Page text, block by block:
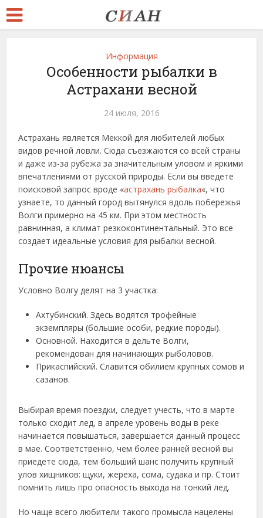
Информация
Особенности рыбалки в
Астрахани весной
24 июля, 2016
Астрахань является Меккой для любителей любых
видов речной ловли. Сюда съезжаются со всей страны
и даже из-за рубежа за значительным уловом и яркими
впечатлениями от русской природы. Если вы введете
поисковой запрос вроде «астрахань рыбалка«, что
узнаете, то данный город вытянулся вдоль побережья
Волги примерно на 45 км. При этом местность
равнинная, а климат резкоконтинентальный. Это все
создает идеальные условия для рыбалки весной.
Прочие нюансы
Условно Волгу делят на 3 участка:
Ахтубинский. Здесь водятся трофейные
экземпляры (большие особи, редкие породы).
Основной. Находится в дельте Волги,
рекомендован для начинающих рыболовов.
Прикаспийский. Славится обилием крупных сомов и
сазанов.
Выбирая время поездки, следует учесть, что в марте
только сходит лед, в апреле уровень воды в реке
начинается повышаться, завершается данный процесс
в мае. Соответственно, чем более ранней весной вы
приедете сюда, тем больший шанс получить крупный
улов хищников: щуки, жереха, сома, судака и пр. Стоит
помнить лишь про опасность выхода на тонкий лед.
Но чаще всего любители такого промысла нацелены